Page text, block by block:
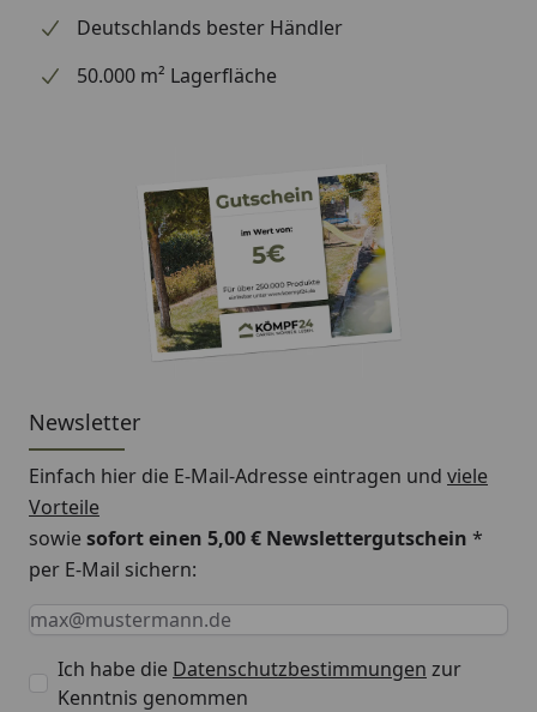
Deutschlands bester Händler
50.000 m² Lagerfläche
Newsletter
Einfach hier die E-Mail-Adresse eintragen und viele
Vorteile
sowiesofort einen 5,00 € Newslettergutschein *
per E-Mail sichern:
Keine Eingabe erforderlich
Eingabe erforderlich
E-Mail *
Ich habe die Datenschutzbestimmungen zur
Kenntnis genommen